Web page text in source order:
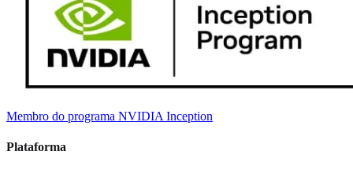
Membro do programa NVIDIA Inception
Plataforma